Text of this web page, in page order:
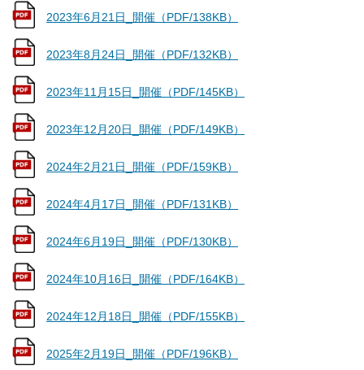
2023年6月21日_開催（PDF/138KB）
2023年8月24日_開催（PDF/132KB）
2023年11月15日_開催（PDF/145KB）
2023年12月20日_開催（PDF/149KB）
2024年2月21日_開催（PDF/159KB）
2024年4月17日_開催（PDF/131KB）
2024年6月19日_開催（PDF/130KB）
2024年10月16日_開催（PDF/164KB）
2024年12月18日_開催（PDF/155KB）
2025年2月19日_開催（PDF/196KB）